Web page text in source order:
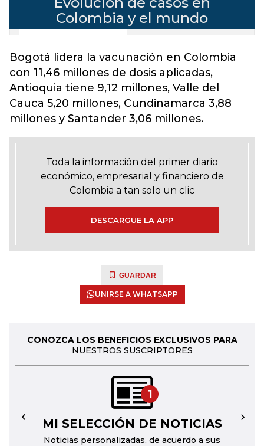
Bogotá lidera la vacunación en Colombia
con 11,46 millones de dosis aplicadas,
Antioquia tiene 9,12 millones, Valle del
Cauca 5,20 millones, Cundinamarca 3,88
millones y Santander 3,06 millones.
Toda la información del primer diario
económico, empresarial y financiero de
Colombia a tan solo un clic
DESCARGUE LA APP
GUARDAR
UNIRSE A WHATSAPP
CONOZCA LOS BENEFICIOS EXCLUSIVOS PARA
NUESTROS SUSCRIPTORES
1
MI SELECCIÓN DE NOTICIAS
Noticias personalizadas, de acuerdo a sus
← →